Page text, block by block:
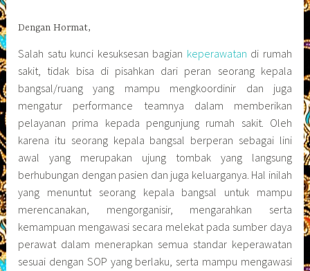
Dengan Hormat,
Salah satu kunci kesuksesan bagian keperawatan di rumah
sakit, tidak bisa di pisahkan dari peran seorang kepala
bangsal/ruang yang mampu mengkoordinir dan juga
mengatur performance teamnya dalam memberikan
pelayanan prima kepada pengunjung rumah sakit. Oleh
karena itu seorang kepala bangsal berperan sebagai lini
awal yang merupakan ujung tombak yang langsung
berhubungan dengan pasien dan juga keluarganya. Hal inilah
yang menuntut seorang kepala bangsal untuk mampu
merencanakan, mengorganisir, mengarahkan serta
kemampuan mengawasi secara melekat pada sumber daya
perawat dalam menerapkan semua standar keperawatan
sesuai dengan SOP yang berlaku, serta mampu mengawasi